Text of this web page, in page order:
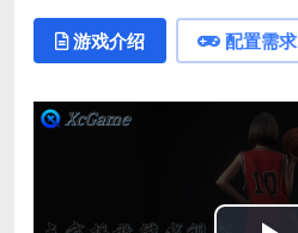
游戏介绍 配置需求